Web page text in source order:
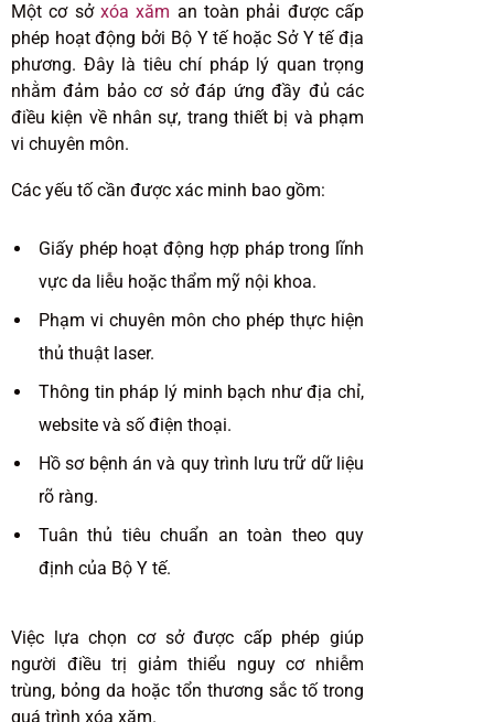
Một cơ sở xóa xăm an toàn phải được cấp
phép hoạt động bởi Bộ Y tế hoặc Sở Y tế địa
phương. Đây là tiêu chí pháp lý quan trọng
nhằm đảm bảo cơ sở đáp ứng đầy đủ các
điều kiện về nhân sự, trang thiết bị và phạm
vi chuyên môn.
Các yếu tố cần được xác minh bao gồm:
Giấy phép hoạt động hợp pháp trong lĩnh
vực da liễu hoặc thẩm mỹ nội khoa.
Phạm vi chuyên môn cho phép thực hiện
thủ thuật laser.
Thông tin pháp lý minh bạch như địa chỉ,
website và số điện thoại.
Hồ sơ bệnh án và quy trình lưu trữ dữ liệu
rõ ràng.
Tuân thủ tiêu chuẩn an toàn theo quy
định của Bộ Y tế.
Việc lựa chọn cơ sở được cấp phép giúp
người điều trị giảm thiểu nguy cơ nhiễm
trùng, bỏng da hoặc tổn thương sắc tố trong
quá trình xóa xăm.